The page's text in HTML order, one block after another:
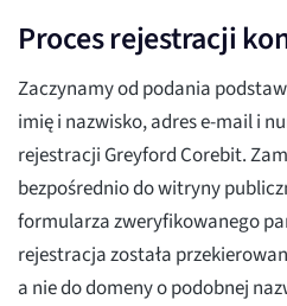
Proces rejestracji
Zaczynamy od podania
imię i nazwisko, adres e-mail i
rejestracji Greyford Corebit.
bezpośrednio do witryny
formularza zweryfikowanego
rejestracja została
a nie do domeny o podobnej